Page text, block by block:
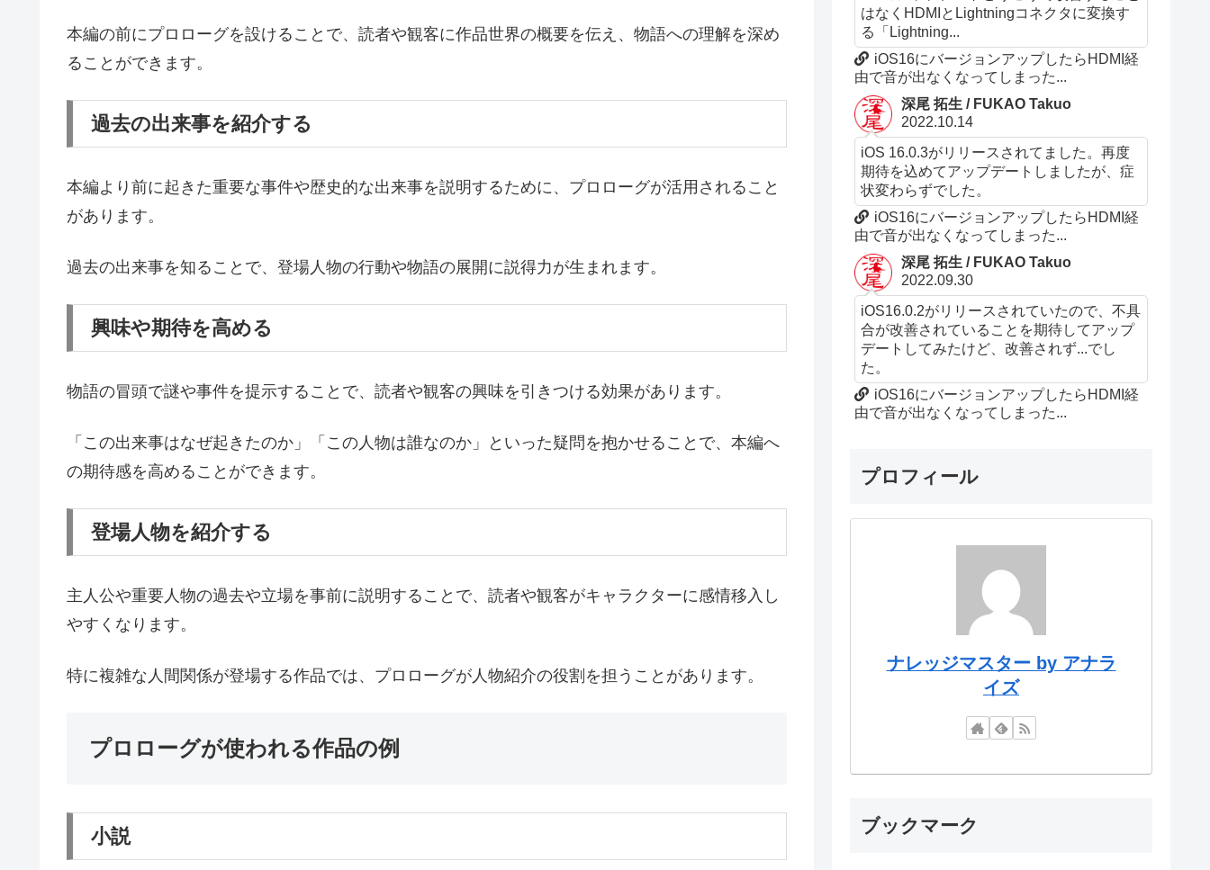
本編の前にプロローグを設けることで、読者や観客に作品世界の概要を伝え、物語への理解を深め
ることができます。
過去の出来事を紹介する
本編より前に起きた重要な事件や歴史的な出来事を説明するために、プロローグが活用されること
があります。
過去の出来事を知ることで、登場人物の行動や物語の展開に説得力が生まれます。
興味や期待を高める
物語の冒頭で謎や事件を提示することで、読者や観客の興味を引きつける効果があります。
「この出来事はなぜ起きたのか」「この人物は誰なのか」といった疑問を抱かせることで、本編へ
の期待感を高めることができます。
登場人物を紹介する
主人公や重要人物の過去や立場を事前に説明することで、読者や観客がキャラクターに感情移入し
やすくなります。
特に複雑な人間関係が登場する作品では、プロローグが人物紹介の役割を担うことがあります。
プロローグが使われる作品の例
小説
はなくHDMIとLightningコネクタに変換す
る「Lightning...
iOS16にバージョンアップしたらHDMI経
由で音が出なくなってしまった...
深尾 拓生 / FUKAO Takuo
2022.10.14
iOS 16.0.3がリリースされてました。再度
期待を込めてアップデートしましたが、症
状変わらずでした。
iOS16にバージョンアップしたらHDMI経
由で音が出なくなってしまった...
深尾 拓生 / FUKAO Takuo
2022.09.30
iOS16.0.2がリリースされていたので、不具
合が改善されていることを期待してアップ
デートしてみたけど、改善されず...でし
た。
iOS16にバージョンアップしたらHDMI経
由で音が出なくなってしまった...
プロフィール
ナレッジマスター by アナラ
イズ
ブックマーク